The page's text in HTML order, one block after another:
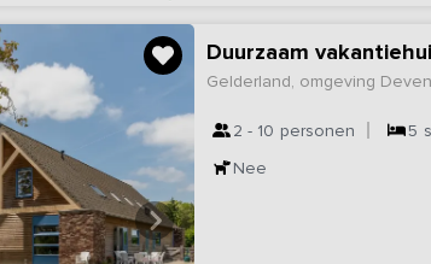
Duurzaam
Gelderland, omgeving
2 - 10 personen 5
Nee